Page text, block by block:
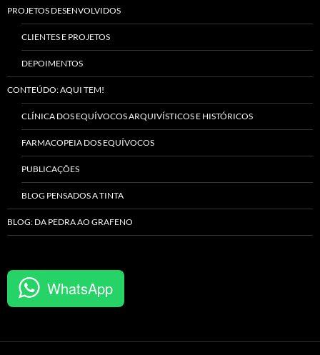
PROJETOS DESENVOLVIDOS
CLIENTES E PROJETOS
DEPOIMENTOS
CONTEÚDO: AQUI TEM!
CLÍNICA DOS EQUÍVOCOS ARQUIVÍSTICOS E HISTÓRICOS
FARMACOPEIA DOS EQUÍVOCOS
PUBLICAÇÕES
BLOG PENSADOS A TINTA
BLOG: DA PEDRA AO GRAFENO
WhatsApp